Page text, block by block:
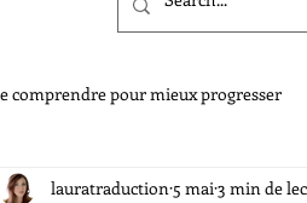
comprendre pour mieux progresser
lauratraduction 5 mai 3 min de